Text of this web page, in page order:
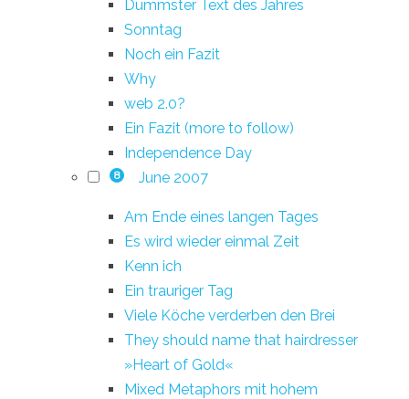
Dümmster Text des Jahres
Sonntag
Noch ein Fazit
Why
web 2.0?
Ein Fazit (more to follow)
Independence Day
8 June 2007
Am Ende eines langen Tages
Es wird wieder einmal Zeit
Kenn ich
Ein trauriger Tag
Viele Köche verderben den Brei
They should name that hairdresser
»Heart of Gold«
Mixed Metaphors mit hohem